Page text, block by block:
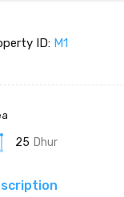
ID: M1
25 Dhur